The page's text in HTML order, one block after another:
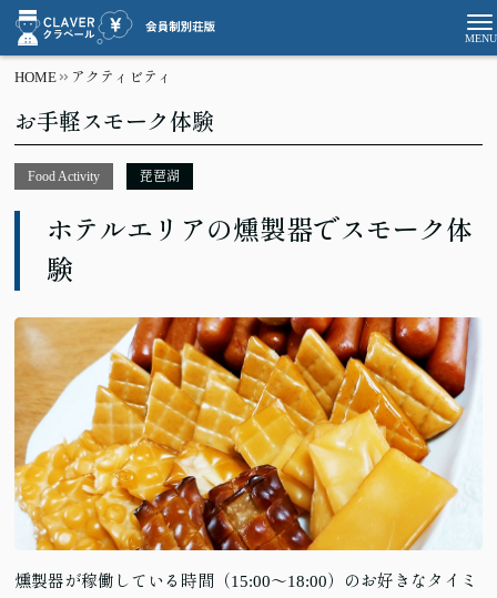
HOME アクティビティ
お手軽スモーク体験
Food Activity 琵琶湖
ホテルエリアの燻製器でスモーク体
験
燻製器が稼働している時間（15:00〜18:00）のお好きなタイミ